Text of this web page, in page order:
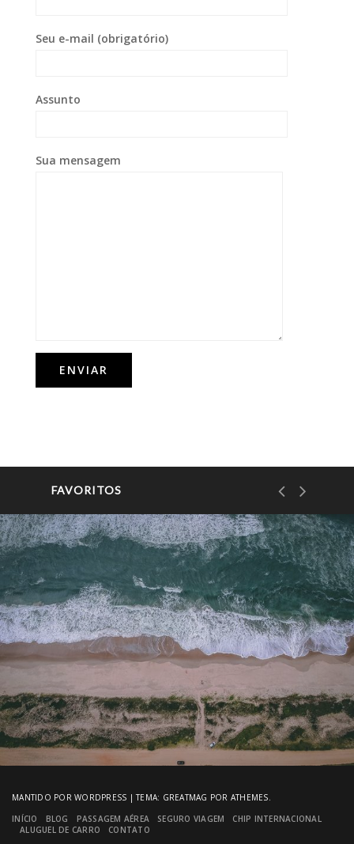
Seu e-mail (obrigatório)
Assunto
Sua mensagem
FAVORITOS
MANTIDO POR WORDPRESS |TEMA: GREATMAG POR ATHEMES.
INÍCIO
BLOG PASSAGEM AÉREA SEGURO VIAGEM
CHIP INTERNACIONAL
ALUGUEL DE CARRO
CONTATO